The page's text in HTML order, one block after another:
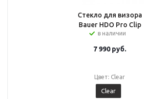
Стекло для визора
Bauer HDO Pro Clip
в наличии
7 990руб.
Цвет: Clear
Clear